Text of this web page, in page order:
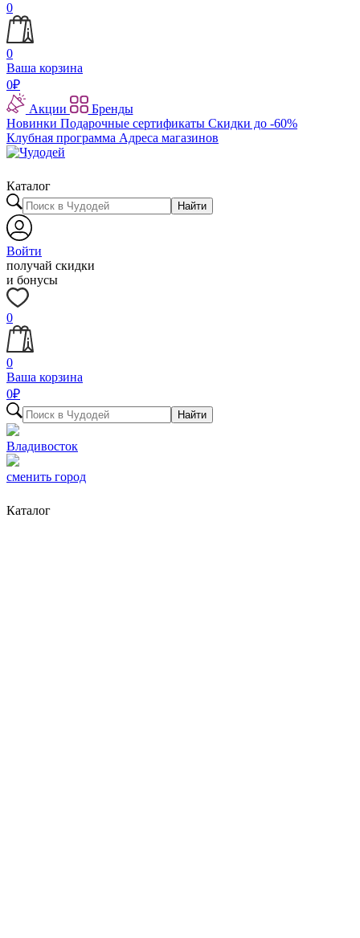
0
0
Ваша корзина
0₽
Акции
Бренды
Новинки Подарочные сертификаты Скидки до -60%
Клубная программа Адреса магазинов
Каталог
Найти
Войти
получай скидки
и бонусы
0
0
Ваша корзина
0₽
Найти
Владивосток
сменить город
Каталог